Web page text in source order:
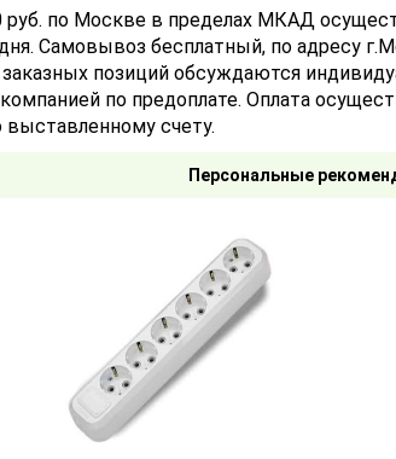
руб. по Москве в пределах МКАД
Самовывоз бесплатный, по адресу
заказных позиций обсуждаются
по предоплате. Оплата
счету.
Персональные